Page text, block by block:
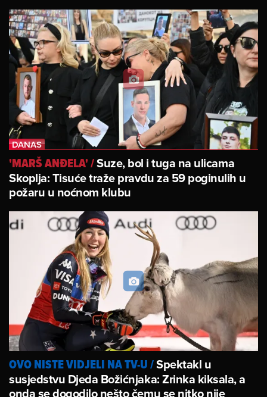
'MARŠ ANĐELA'/Suze, bol i tuga na ulicama
Skoplja: Tisuće traže pravdu za 59 poginulih u
požaru u noćnom klubu
OVO NISTE VIDJELI NA TV-U/Spektakl u
susjedstvu Djeda Božićnjaka: Zrinka kiksala, a
onda se dogodilo nešto čemu se nitko nije